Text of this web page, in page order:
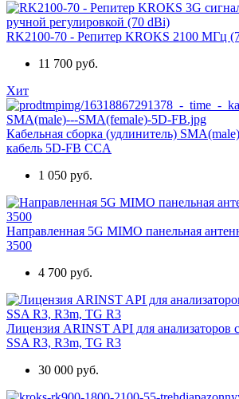
RK2100-70 - Репитер KROKS 2100 МГц
11 700 руб.
Хит
Кабельная сборка (удлинитель)
кабель 5D-FB CCA
1 050 руб.
Направленная 5G MIMO панельная
3500
4 700 руб.
Лицензия ARINST API для анализаторов
SSA R3, R3m, TG R3
30 000 руб.